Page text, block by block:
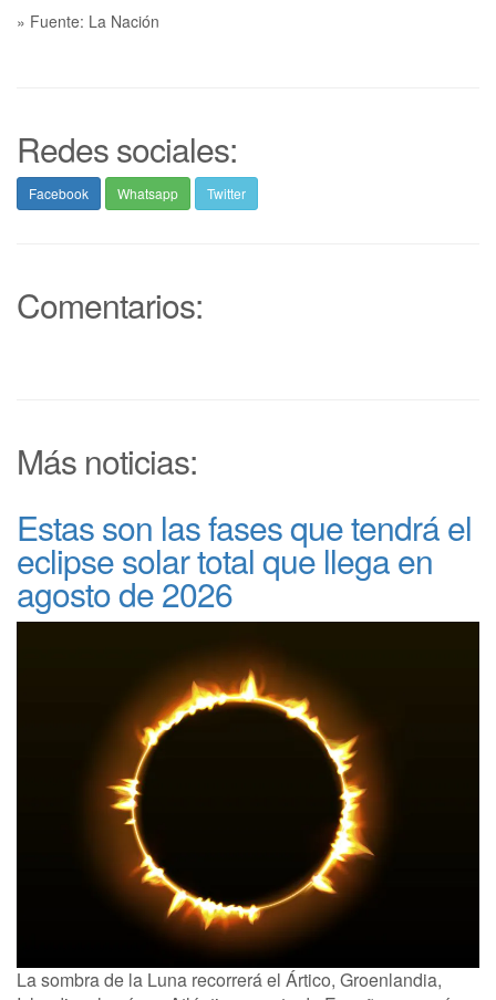
» Fuente: La Nación
Redes sociales:
Facebook Whatsapp Twitter
Comentarios:
Más noticias:
Estas son las fases que tendrá el
eclipse solar total que llega en
agosto de 2026
La sombra de la Luna recorrerá el Ártico, Groenlandia,